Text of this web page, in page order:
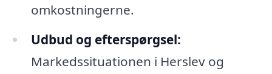
omkostningerne.
Udbud og efterspørgsel:
Markedssituationen i Herslev og